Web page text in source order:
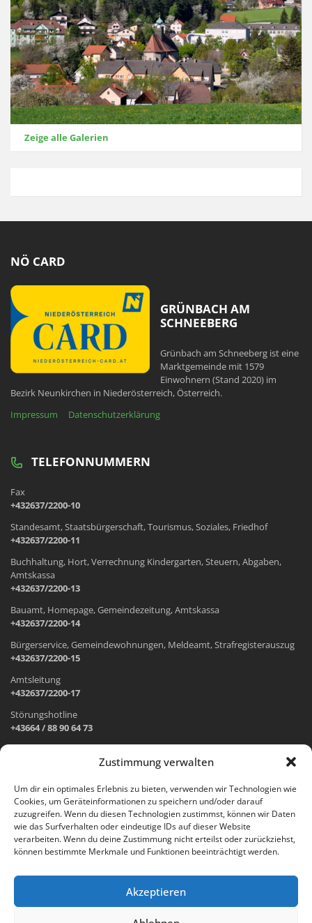
Zustimmung verwalten
Um dir ein optimales Erlebnis zu bieten, verwenden wir Technologien wie
Cookies, um Geräteinformationen zu speichern und/oder darauf
zuzugreifen. Wenn du diesen Technologien zustimmst, können wir Daten
wie das Surfverhalten oder eindeutige IDs auf dieser Website
verarbeiten. Wenn du deine Zustimmung nicht erteilst oder zurückziehst,
können bestimmte Merkmale und Funktionen beeinträchtigt werden.
Akzeptieren
Zeige alle Galerien
NÖ CARD
GRÜNBACH AM
SCHNEEBERG
Grünbach am Schneeberg ist eine
Marktgemeinde mit 1579
Einwohnern (Stand 2020) im
Bezirk Neunkirchen in Niederösterreich, Österreich.
Impressum
Datenschutzerklärung
TELEFONNUMMERN
Fax
+432637/2200-10
Standesamt, Staatsbürgerschaft, Tourismus, Soziales, Friedhof
+432637/2200-11
Buchhaltung, Hort, Verrechnung Kindergarten, Steuern, Abgaben,
Amtskassa
+432637/2200-13
Bauamt, Homepage, Gemeindezeitung, Amtskassa
+432637/2200-14
Bürgerservice, Gemeindewohnungen, Meldeamt, Strafregisterauszug
+432637/2200-15
Amtsleitung
+432637/2200-17
Störungshotline
+43664 / 88 90 64 73
Wr. Neustädter Straße 1
2733 Grünbach am Schneeberg
Öffnungszeiten Gemeindeamt:
Montag: 8.00 – 12.00 Uhr und 14.00 – 18.00 Uhr
Freitag: 8.00 – 12.00 Uhr
Email: